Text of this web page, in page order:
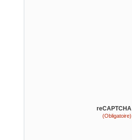
reCAPTCHA
(Obligatoire)